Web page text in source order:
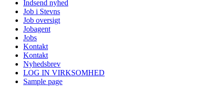
Indsend nyhed
Job i Stevns
Job oversigt
Jobagent
Jobs
Kontakt
Kontakt
Nyhedsbrev
LOG IN VIRKSOMHED
Sample page